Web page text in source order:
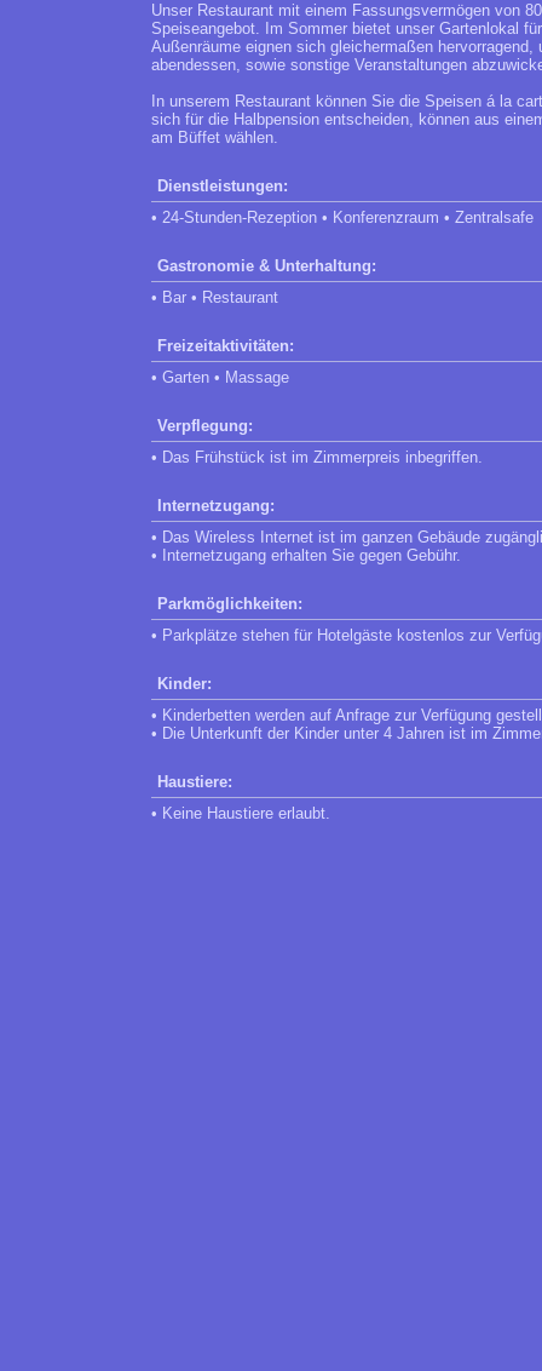
Unser Restaurant mit einem Fassungsvermögen von
Speiseangebot. Im Sommer bietet unser Gartenlokal
Außenräume eignen sich gleichermaßen
abendessen, sowie sonstige Veranstaltungen
In unserem Restaurant können Sie die Speisen á la
sich für die Halbpension entscheiden, können aus
am Büffet wählen.
Dienstleistungen:
• 24-Stunden-Rezeption • Konferenzraum • Zentralsafe
Gastronomie & Unterhaltung:
• Bar • Restaurant
Freizeitaktivitäten:
• Garten • Massage
Verpflegung:
• Das Frühstück ist im Zimmerpreis inbegriffen.
Internetzugang:
• Das Wireless Internet ist im ganzen Gebäude
• Internetzugang erhalten Sie gegen Gebühr.
Parkmöglichkeiten:
• Parkplätze stehen für Hotelgäste kostenlos zur
Kinder:
• Kinderbetten werden auf Anfrage zur Verfügung
• Die Unterkunft der Kinder unter 4 Jahren ist im
Haustiere:
• Keine Haustiere erlaubt.